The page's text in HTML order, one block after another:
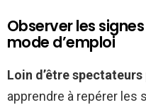
Observer les
mode d’emploi
Loin d’être
apprendre à repérer les